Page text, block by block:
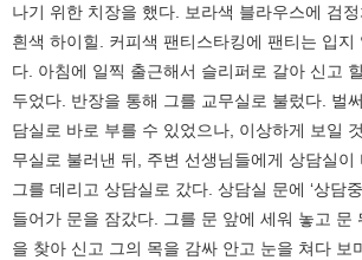
나기 위한 치장을 했다. 보라색 블라우스에 검
흰색 하이힐. 커피색 팬티스타킹에 팬티는 입지
다. 아침에 일찍 출근해서 슬리퍼로 갈아 신고
두었다. 반장을 통해 그를 교무실로 불렀다. 벌
담실로 바로 부를 수 있었으나, 이상하게 보일
무실로 불러낸 뒤, 주변 선생님들에게 상담실이
그를 데리고 상담실로 갔다. 상담실 문에 ‘상담
들어가 문을 잠갔다. 그를 문 앞에 세워 놓고 문
을 찾아 신고 그의 목을 감싸 안고 눈을 쳐다 보